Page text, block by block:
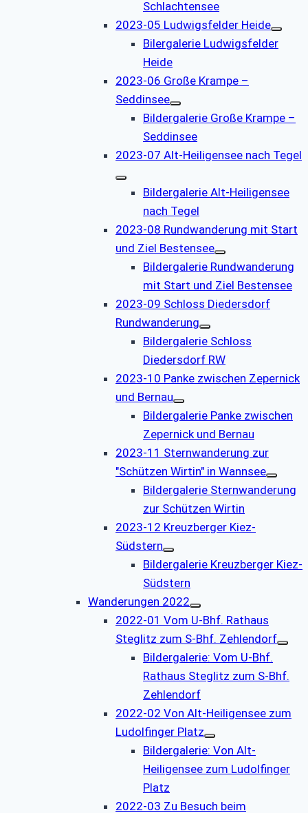
Schlachtensee
2023-05 Ludwigsfelder Heide
Bilergalerie Ludwigsfelder
Heide
2023-06 Große Krampe –
Seddinsee
Bildergalerie Große Krampe –
Seddinsee
2023-07 Alt-Heiligensee nach Tegel
Bildergalerie Alt-Heiligensee
nach Tegel
2023-08 Rundwanderung mit Start
und Ziel Bestensee
Bildergalerie Rundwanderung
mit Start und Ziel Bestensee
2023-09 Schloss Diedersdorf
Rundwanderung
Bildergalerie Schloss
Diedersdorf RW
2023-10 Panke zwischen Zepernick
und Bernau
Bildergalerie Panke zwischen
Zepernick und Bernau
2023-11 Sternwanderung zur
"Schützen Wirtin" in Wannsee
Bildergalerie Sternwanderung
zur Schützen Wirtin
2023-12 Kreuzberger Kiez-
Südstern
Bildergalerie Kreuzberger Kiez-
Südstern
Wanderungen 2022
2022-01 Vom U-Bhf. Rathaus
Steglitz zum S-Bhf. Zehlendorf
Bildergalerie: Vom U-Bhf.
Rathaus Steglitz zum S-Bhf.
Zehlendorf
2022-02 Von Alt-Heiligensee zum
Ludolfinger Platz
Bildergalerie: Von Alt-
Heiligensee zum Ludolfinger
Platz
2022-03 Zu Besuch beim